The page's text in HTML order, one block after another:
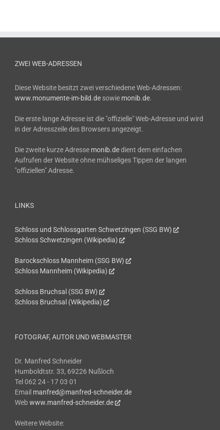
ZWEI WEB-ADRESSEN
Diese Website besitzt zwei verschiedene Web-Adressen:
www.monumente-im-bild.de sowie monib.de.
Die erste lange Adresse ist die "offizielle" Web-Adresse und wird
in der Adresszeile des Browsers angezeigt.
Die zweite kurze Adresse monib.dedient dem einfachen
Aufrufen der Website ohne mühseliges Tippen der langen
"offiziellen" Adresse.
LINKS
Schloss und Schlossgarten Schwetzingen (SSG BW)
Schloss Schwetzingen (Wikipedia)
Barockschloss Mannheim (SSG BW)
Schloss Mannheim (Wikipedia)
Schloss Bruchsal (SSG BW)
Schloss Bruchsal (Wikipedia)
FOTOGRAF, AUTOR UND WEBMASTER
Dr. Manfred Schneider
Humboldtstr. 33, 69226 Nußloch
Tel 062 24 - 17 03 01
Email manfred@manfred-schneider.de
Web www.manfred-schneider.de
Weitere Website: